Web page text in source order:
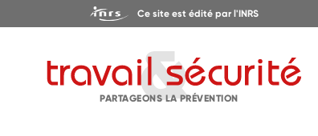
Ce site est édité par l'INRS
PARTAGEONS LA PRÉVENTION